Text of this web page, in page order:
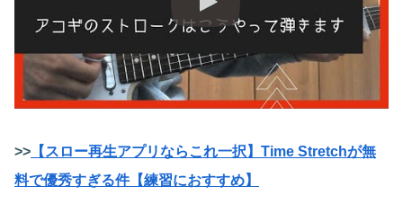
>> 【スロー再生アプリならこれ一択】Time Stretchが無
料で優秀すぎる件【練習におすすめ】